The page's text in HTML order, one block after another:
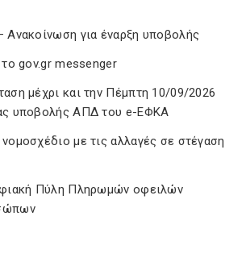
Ανακοίνωση για έναρξη υποβολής
το gov.gr messenger
μέχρι και την Πέμπτη 10/09/2026
υποβολής ΑΠΔ του e-ΕΦΚΑ
με τις αλλαγές σε στέγαση
Πύλη Πληρωμών οφειλών